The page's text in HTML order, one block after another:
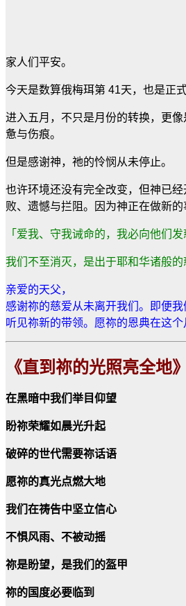
家人们平安。
今天是数算俄梅珥第 41天，也是正
进入五月，不只是月份的转换，更
惫与伤痕。
但是感谢神，祂的怜悯从未停止。
也许环境还没有完全改变，但神已
败、遗憾与拦阻。因为神正在做新的
「爱我、守我诫命的，我必向他们
我们不至消灭，是出于耶和华诸般
亲爱的天父，
感谢祢的慈爱从未离开我们。即便
听见祢新的带领。愿祢的恩典在这
《直到祢的光照亮全地》
在黑暗中我们举目仰望
盼祢荣耀如晨光升起
破碎的世代需要祢话语
愿祢的真光点燃大地
我们在祷告中坚立信心
不惧风雨、不被动摇
祢是盼望，是我们的盔甲
祢的国度必要临到